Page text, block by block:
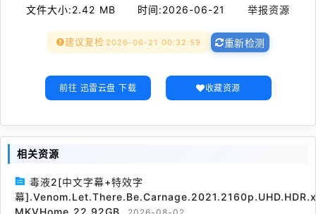
文件大小:2.42 MB 时间:2026-06-21 举报资源
建议复检 2026-06-21 00:32:59 重新检测
前往 迅雷云盘 下载 收藏资源
相关资源
毒液2[中文字幕+特效字
幕
MKVHome 22.92GB